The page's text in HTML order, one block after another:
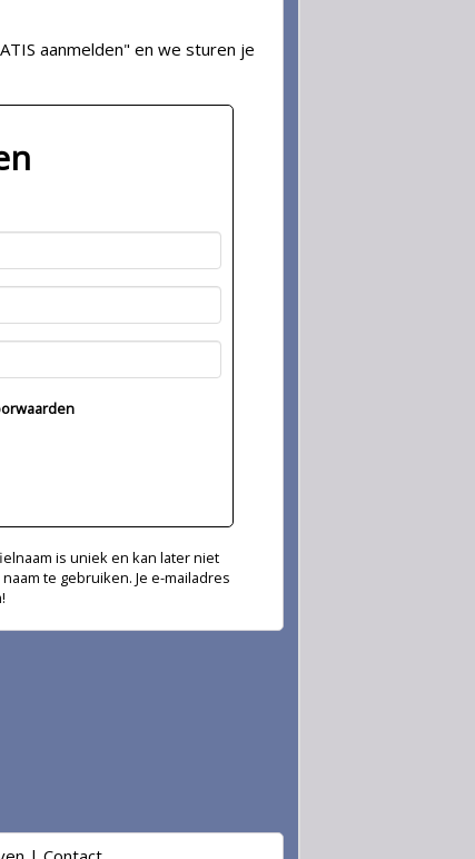
aanmelden" en we sturen je
is uniek en kan later niet
te gebruiken. Je e-mailadres